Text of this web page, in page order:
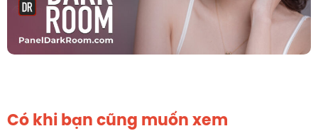
Có khi bạn cũng muốn xem